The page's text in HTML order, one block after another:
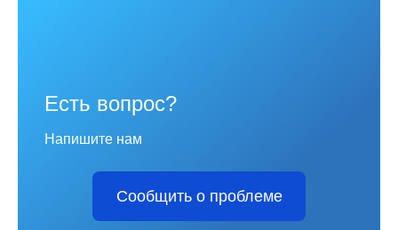
Есть вопрос?
Напишите нам
Сообщить о проблеме